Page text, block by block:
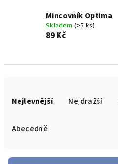
Mincovník Optima
Skladem(>5 ks)
89 Kč
Nejlevnější Nejdražší
Abecedně